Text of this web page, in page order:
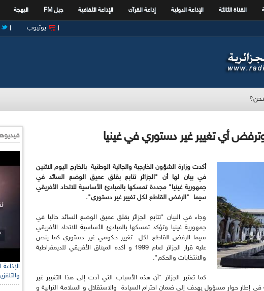
القناة الثالثة الإذاعة الدولية إذاعة القرآن الإذاعة الثقافية جيل FM البهجة
يوتيوب
أي تغيير غير دستوري في غينيا
أكدت وزارة الشؤون الخارجية والجالية الوطنية بالخارج اليوم الاثنين
في بيان لها أن "الجزائر تتابع بقلق عميق الوضع السائد في
جمهورية غينيا" مجددة تمسكها بالمبادئ الأساسية للاتحاد الأفريقي
سيما "الرفض القاطع لكل تغيير غير دستوري".
وجاء في البيان "تتابع الجزائر بقلق عميق الوضع السائد حاليا في
جمهورية غينيا وتؤكد تمسكها بالمبادئ الأساسية للاتحاد الأفريقي
سيما الرفض القاطع لكل تغيير حكومي غير دستوري كما ينص
عليه قرار الجزائر لعام 1999 و أكده الميثاق الأفريقي للديمقراطية
والانتخابات والحكم".
كما تعتبر الجزائر "أن هذه الأسباب التي أدت إلى هذا التغيير غير
إطار حوار مسؤول يهدف إلى ضمان احترام السيادة والاستقلال و السلامة الترابية و